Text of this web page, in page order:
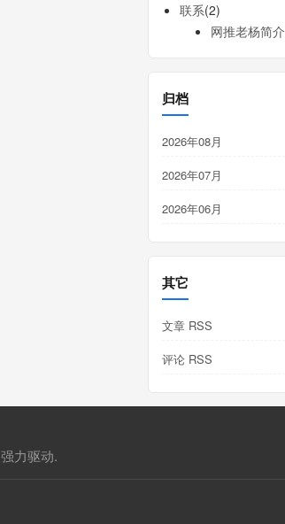
联系(2)
网推老杨简介
归档
2026年08月
2026年07月
2026年06月
其它
文章 RSS
评论 RSS
强力驱动.